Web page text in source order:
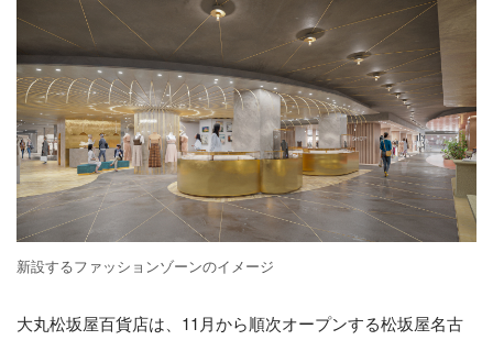
新設するファッションゾーンのイメージ
大丸松坂屋百貨店は、11月から順次オープンする松坂屋名古